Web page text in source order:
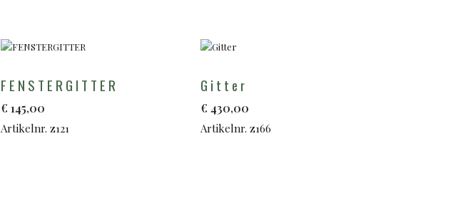
FENSTERGITTER
€ 145,00
Artikelnr. z121
Gitter
€ 430,00
Artikelnr. z166